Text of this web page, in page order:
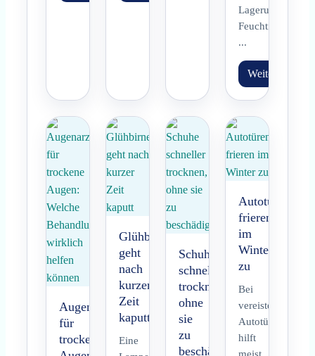
Lagerung,
Feuchtigkeit,
...
Weiterlesen
Augenarzt
für
trockene
Glühbirne
geht
nach
kurzer
Zeit
kaputt
Eine
Schuhe
schneller
trocknen,
ohne
sie
zu
beschädigen
Autotüren
frieren
im
Winter
zu
Bei
vereisten
Autotüren
hilft